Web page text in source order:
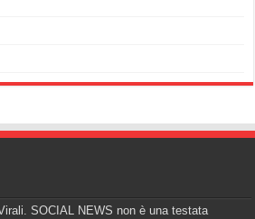
SOCIAL NEWS non è una testata